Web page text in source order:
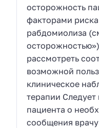
осторожность
факторами
рабдомиолиза
рассмотреть
возможной
клиническое
терапии
пациента о
сообщения